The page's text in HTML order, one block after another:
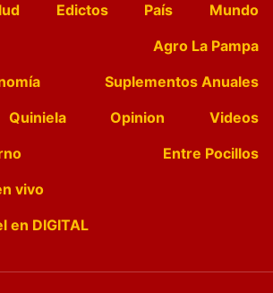
Edictos País
Mundo
Agro La Pampa
Suplementos Anuales
Quiniela Opinion
Videos
Entre Pocillos
vivo
en DIGITAL